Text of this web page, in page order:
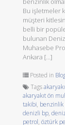
Bu işletmeler
müşteri
belli bir
bulunan
Muhasebe
Ankara […]
Posted in
Tags
akaryakıt ön
takibi, benzinlik
denizli bp,
petrol,öztürk